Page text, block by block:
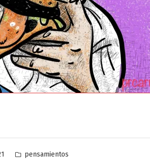
Publicado
pensamientos